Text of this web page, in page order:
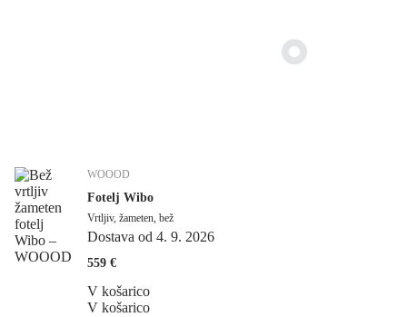
WOOOD
Fotelj Wibo
Vrtljiv, žameten, bež
Dostava od 4. 9. 2026
559 €
V košarico
V košarico